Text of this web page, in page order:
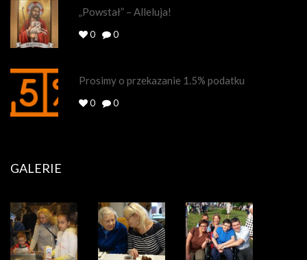
„Powstał” – Alleluja!
0 0
Prosimy o przekazanie 1.5% podatku
0 0
GALERIE